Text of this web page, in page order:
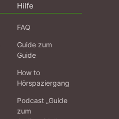
Hilfe
FAQ
Guide zum
Guide
How to
Hörspaziergang
Podcast „Guide
zum